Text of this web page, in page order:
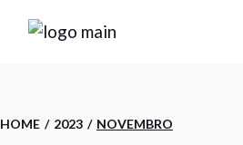
HOME 2023 NOVEMBRO